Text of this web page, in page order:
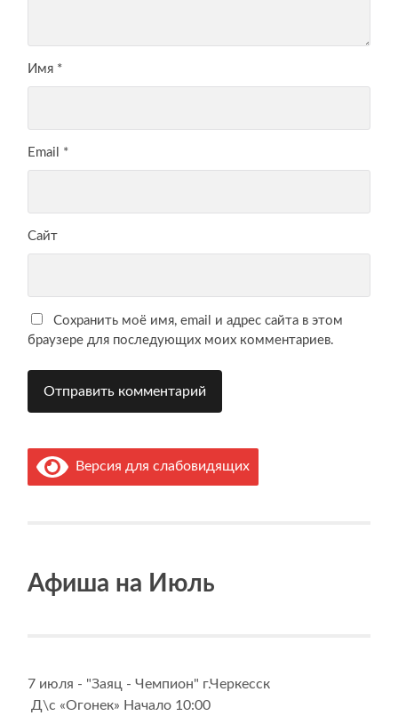
Имя *
Email *
Сайт
Сохранить моё имя, email и адрес сайта в этом
браузере для последующих моих комментариев.
Версия для слабовидящих
Афиша на Июль
7 июля - "Заяц - Чемпион" г.Черкесск
Д\с «Огонек» Начало 10:00